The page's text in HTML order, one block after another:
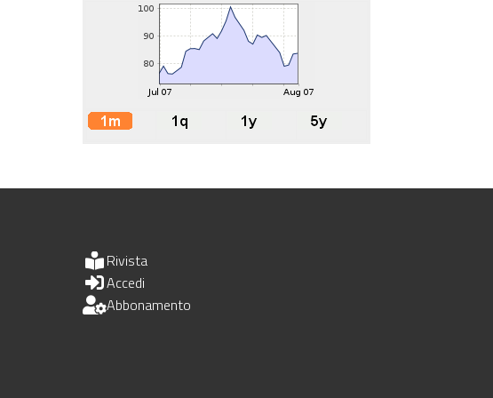
Rivista
Accedi
Abbonamento